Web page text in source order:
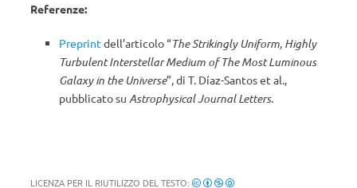
Referenze:
Preprint dell’articolo “The Strikingly Uniform, Highly
Turbulent Interstellar Medium of The Most Luminous
Galaxy in the Universe”, di T. Díaz-Santos et al.,
pubblicato su Astrophysical Journal Letters.
LICENZA PER IL RIUTILIZZO DEL TESTO: